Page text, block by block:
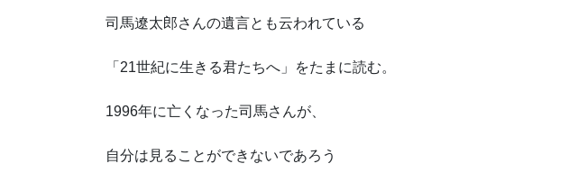
司馬遼太郎さんの遺言とも云われている
「21世紀に生きる君たちへ」をたまに読む。
1996年に亡くなった司馬さんが、
自分は見ることができないであろう